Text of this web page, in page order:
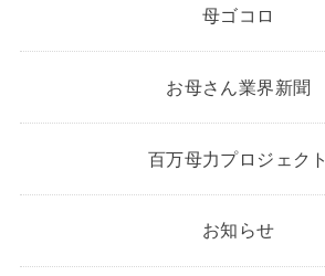
母ゴコロ
お母さん業界新聞
百万母力プロジェクト
お知らせ